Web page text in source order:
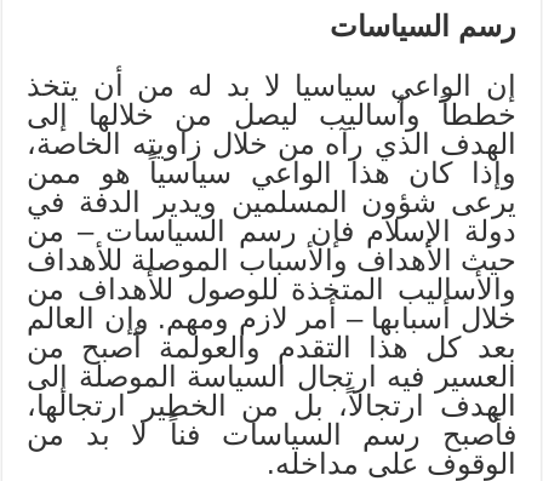
رسم السياسات
إن الواعي سياسيا لا بد له من أن يتخذ
خططاً وأساليب ليصل من خلالها إلى
الهدف الذي رآه من خلال زاويته الخاصة،
وإذا كان هذا الواعي سياسياً هو ممن
يرعى شؤون المسلمين ويدير الدفة في
دولة الإسلام فإن رسم السياسات – من
حيث الأهداف والأسباب الموصلة للأهداف
والأساليب المتخذة للوصول للأهداف من
خلال أسبابها – أمر لازم ومهم. وإن العالم
بعد كل هذا التقدم والعولمة أصبح من
العسير فيه ارتجال السياسة الموصلة إلى
الهدف ارتجالاً، بل من الخطير ارتجالها،
فأصبح رسم السياسات فناً لا بد من
الوقوف على مداخله.